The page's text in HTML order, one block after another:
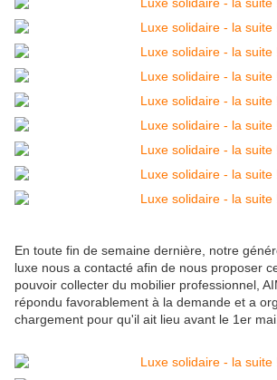
En toute fin de semaine dernière, notre
luxe nous a contacté afin de nous proposer
pouvoir collecter du mobilier professionnel,
répondu favorablement à la demande et a
chargement pour qu'il ait lieu avant le 1er mai.